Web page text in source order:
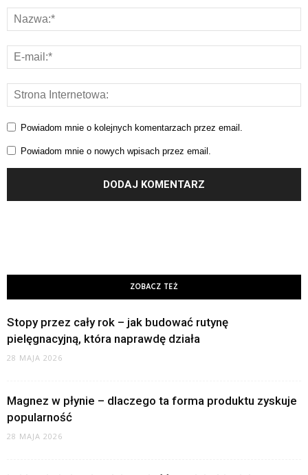
Powiadom mnie o kolejnych komentarzach przez email.
Powiadom mnie o nowych wpisach przez email.
ZOBACZ TEŻ
Stopy przez cały rok – jak budować rutynę
pielęgnacyjną, która naprawdę działa
28 MAJA 2026
Magnez w płynie – dlaczego ta forma produktu zyskuje
popularność
28 MAJA 2026